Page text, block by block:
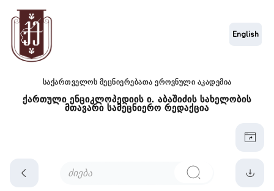
საქართველოს მეცნიერებათა ეროვნული აკადემია
ქართული ენციკლოპედიის ი. აბაშიძის სახელობის
მთავარი სამეცნიერო რედაქცია
English